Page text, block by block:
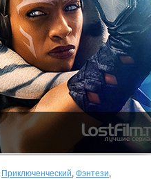
Приключенческий, Фэнтези,